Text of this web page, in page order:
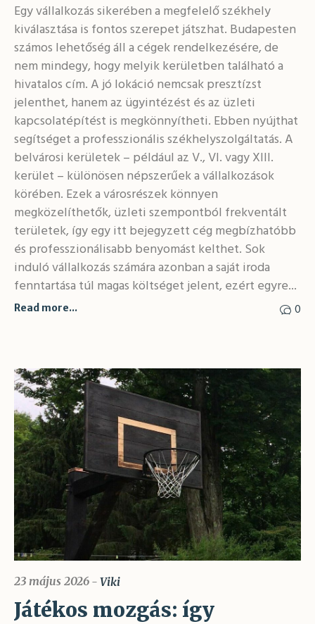
Egy vállalkozás sikerében a megfelelő székhely
kiválasztása is fontos szerepet játszhat. Budapesten
számos lehetőség áll a cégek rendelkezésére, de
nem mindegy, hogy melyik kerületben található a
hivatalos cím. A jó lokáció nemcsak presztízst
jelenthet, hanem az ügyintézést és az üzleti
kapcsolatépítést is megkönnyítheti. Ebben nyújthat
segítséget a professzionális székhelyszolgáltatás. A
belvárosi kerületek – például az V., VI. vagy XIII.
kerület – különösen népszerűek a vállalkozások
körében. Ezek a városrészek könnyen
megközelíthetők, üzleti szempontból frekventált
területek, így egy itt bejegyzett cég megbízhatóbb
és professzionálisabb benyomást kelthet. Sok
induló vállalkozás számára azonban a saját iroda
fenntartása túl magas költséget jelent, ezért egyre...
0
Read more...
23 május 2026 Viki
Játékos mozgás: így